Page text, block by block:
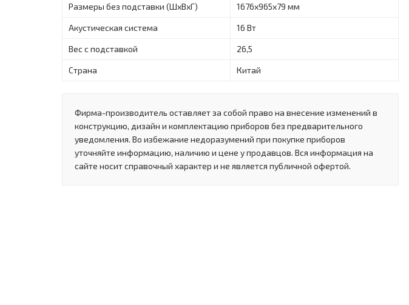
Размеры без подставки (ШxВxГ) 1676x965x79 мм
Акустическая система 16 Вт
Вес с подставкой 26,5
Страна Китай
Фирма-производитель оставляет за собой право на внесение изменений в
конструкцию, дизайн и комплектацию приборов без предварительного
уведомления. Во избежание недоразумений при покупке приборов
уточняйте информацию, наличию и цене у продавцов. Вся информация на
сайте носит справочный характер и не является публичной офертой.